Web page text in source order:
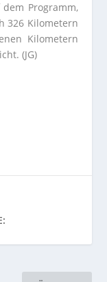
Programm,
326 Kilometern
Kilometern
(JG)